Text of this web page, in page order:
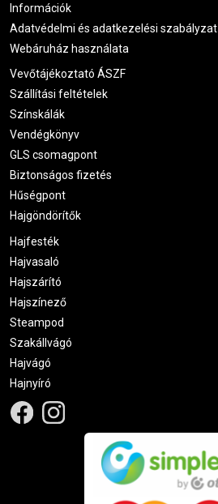
Információk
Adatvédelmi és adatkezelési szabályzat
Webáruház használata
Vevőtájékoztató ÁSZF
Szállítási feltételek
Színskálák
Vendégkönyv
GLS csomagpont
Biztonságos fizetés
Hűségpont
Hajgöndörítők
Hajfesték
Hajvasaló
Hajszárító
Hajszínező
Steampod
Szakállvágó
Hajvágó
Hajnyíró